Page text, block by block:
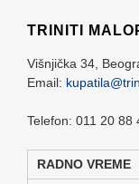
TRINITI
Višnjička 34,
Email:
Telefon: 011 20 88
RADNO VREME